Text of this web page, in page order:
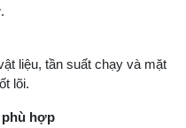
liệu, tần suất chạy và mặt
lõi.
hợp